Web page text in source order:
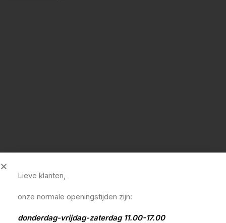
Lieve klanten,
onze normale openingstijden zijn:
donderdag-vrijdag-zaterdag 11.00-17.00